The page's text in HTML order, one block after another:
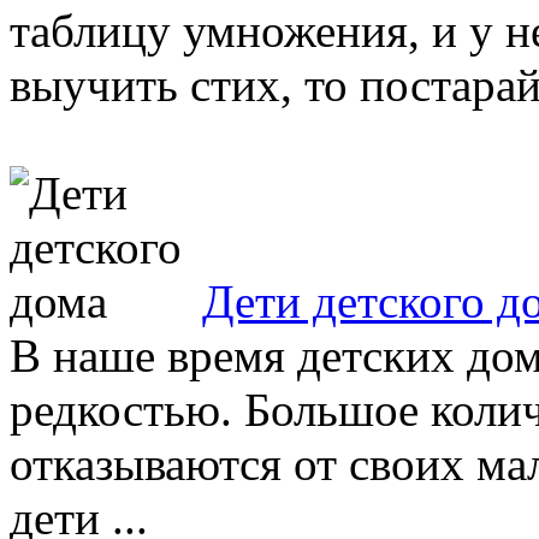
таблицу умножения, и у
выучить стих, то
Дети детского
В наше время детских
редкостью. Большое
отказываются от своих
дети ...